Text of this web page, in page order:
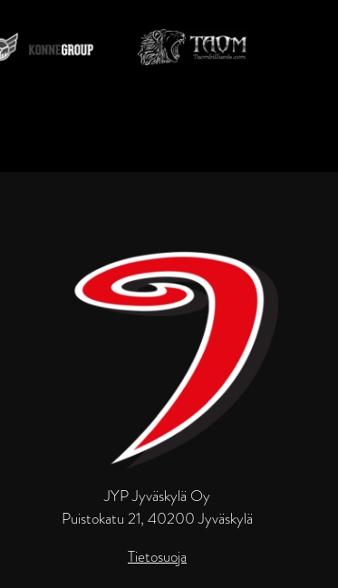
JYP Jyväskylä Oy
Puistokatu 21, 40200 Jyväskylä
Tietosuoja